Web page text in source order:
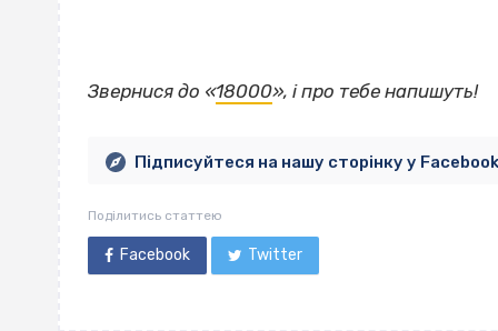
Звернися до «18000», і про тебе напишуть!
Підписуйтеся на нашу сторінку у Facebook
Поділитись статтею
Facebook Twitter